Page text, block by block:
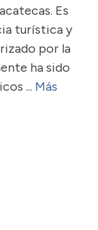
Es
turística y
por la
ha sido
... Más